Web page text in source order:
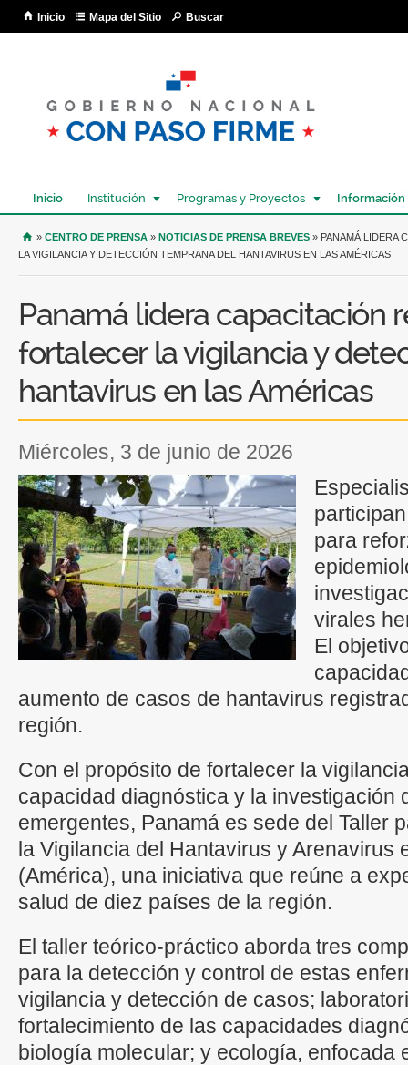
Inicio Mapa del Sitio Buscar
Inicio Institución Programas y Proyectos Información
USTED SE ENCUENTRA AQUÍ
» CENTRO DE PRENSA » NOTICIAS DE PRENSA BREVES » PANAMÁ LIDERA
LA VIGILANCIA Y DETECCIÓN TEMPRANA DEL HANTAVIRUS EN LAS AMÉRICAS
Panamá lidera capacitación
fortalecer la vigilancia y
hantavirus en las Américas
miércoles, 3 de junio de 2026
para
virales
El
aumento de casos de hantavirus
región.
Con el propósito de fortalecer la
capacidad diagnóstica y la investigación
emergentes, Panamá es sede del Taller
la Vigilancia del Hantavirus y Arenavirus
(América), una iniciativa que reúne a
salud de diez países de la región.
El taller teórico-práctico aborda tres
para la detección y control de estas
vigilancia y detección de casos;
fortalecimiento de las capacidades
biología molecular; y ecología, enfocada